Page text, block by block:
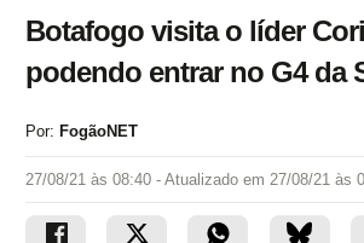
Botafogo visita o líder
podendo entrar no G4 da
Por: FogãoNET
27/08/21 às 08:40 - Atualizado em 27/08/21 às